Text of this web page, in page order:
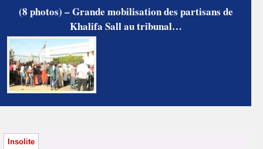
(8 photos) – Grande mobilisation des partisans de
Khalifa Sall au tribunal…
Insolite